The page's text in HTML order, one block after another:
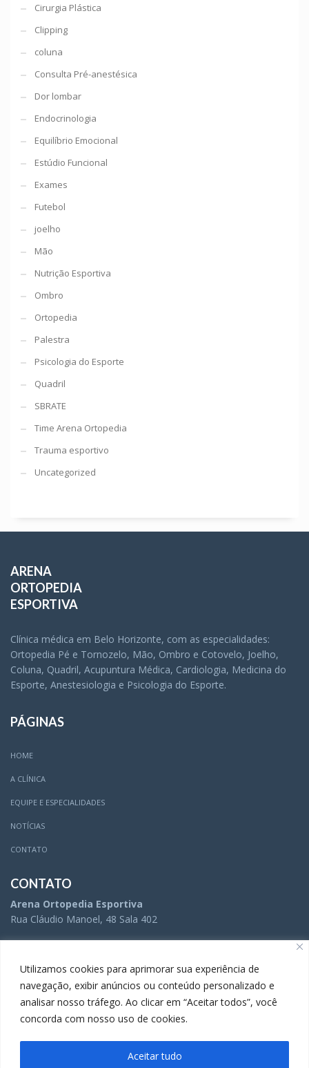
Utilizamos cookies para aprimorar sua experiência de
navegação, exibir anúncios ou conteúdo personalizado e
analisar nosso tráfego. Ao clicar em “Aceitar todos”, você
concorda com nosso uso de cookies.
Aceitar tudo
Cirurgia Plástica
Clipping
coluna
Consulta Pré-anestésica
Dor lombar
Endocrinologia
Equilíbrio Emocional
Estúdio Funcional
Exames
Futebol
joelho
Mão
Nutrição Esportiva
Ombro
Ortopedia
Palestra
Psicologia do Esporte
Quadril
SBRATE
Time Arena Ortopedia
Trauma esportivo
Uncategorized
ARENA
ORTOPEDIA
ESPORTIVA
Clínica médica em Belo Horizonte, com as especialidades:
Ortopedia Pé e Tornozelo, Mão, Ombro e Cotovelo, Joelho,
Coluna, Quadril, Acupuntura Médica, Cardiologia, Medicina do
Esporte, Anestesiologia e Psicologia do Esporte.
PÁGINAS
HOME
A CLÍNICA
EQUIPE E ESPECIALIDADES
NOTÍCIAS
CONTATO
CONTATO
Arena Ortopedia Esportiva
Rua Cláudio Manoel, 48 Sala 402
(31) 3504-5005
(31) 3283-9738